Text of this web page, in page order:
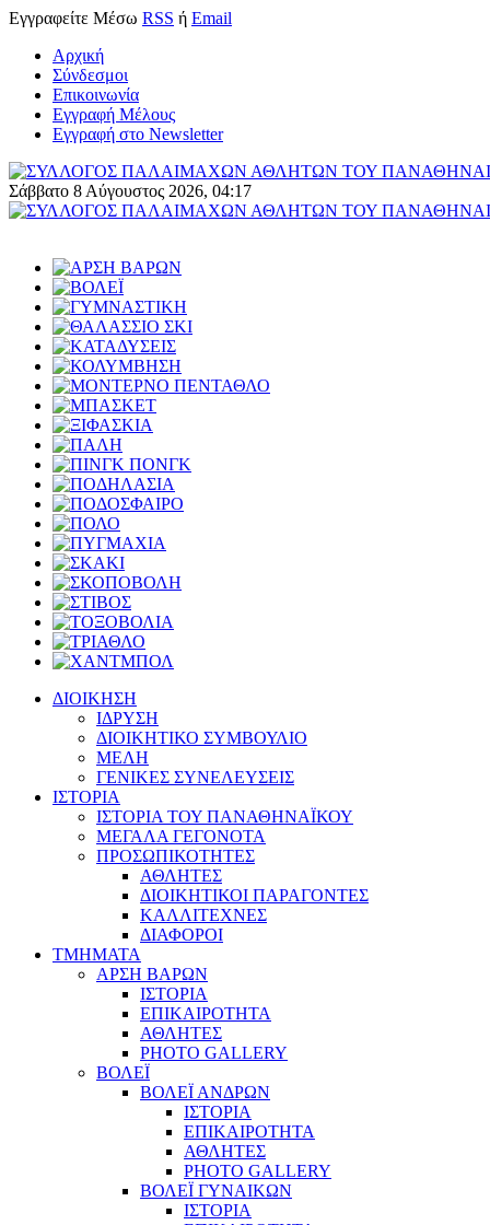
Εγγραφείτε Μέσω RSS ή Email
Αρχική
Σύνδεσμοι
Επικοινωνία
Εγγραφή Μέλους
Εγγραφή στο Newsletter
Σάββατο 8 Αύγουστος 2026, 04:17
ΔΙΟΙΚΗΣΗ
ΙΔΡΥΣΗ
ΔΙΟΙΚΗΤΙΚΟ ΣΥΜΒΟΥΛΙΟ
ΜΕΛΗ
ΓΕΝΙΚΕΣ ΣΥΝΕΛΕΥΣΕΙΣ
ΙΣΤΟΡΙΑ
ΙΣΤΟΡΙΑ ΤΟΥ ΠΑΝΑΘΗΝΑΪΚΟΥ
ΜΕΓΑΛΑ ΓΕΓΟΝΟΤΑ
ΠΡΟΣΩΠΙΚΟΤΗΤΕΣ
ΑΘΛΗΤΕΣ
ΔΙΟΙΚΗΤΙΚΟΙ ΠΑΡΑΓΟΝΤΕΣ
ΚΑΛΛΙΤΕΧΝΕΣ
ΔΙΑΦΟΡΟΙ
ΤΜΗΜΑΤΑ
ΑΡΣΗ ΒΑΡΩΝ
ΙΣΤΟΡΙΑ
ΕΠΙΚΑΙΡΟΤΗΤΑ
ΑΘΛΗΤΕΣ
PHOTO GALLERY
ΒΟΛΕΪ
ΒΟΛΕΪ ΑΝΔΡΩΝ
ΙΣΤΟΡΙΑ
ΕΠΙΚΑΙΡΟΤΗΤΑ
ΑΘΛΗΤΕΣ
PHOTO GALLERY
ΒΟΛΕΪ ΓΥΝΑΙΚΩΝ
ΙΣΤΟΡΙΑ